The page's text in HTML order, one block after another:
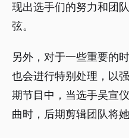
现出选手们的努力和团
弦。
另外，对于一些重要的
也会进行特别处理，以
期节目中，当选手吴宣
曲时，后期剪辑团队将